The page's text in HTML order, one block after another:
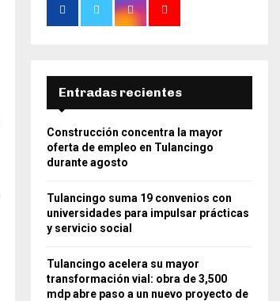
Entradas recientes
Construcción concentra la mayor
oferta de empleo en Tulancingo
durante agosto
Tulancingo suma 19 convenios con
universidades para impulsar prácticas
y servicio social
Tulancingo acelera su mayor
transformación vial: obra de 3,500
mdp abre paso a un nuevo proyecto de